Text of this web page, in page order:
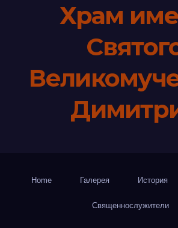
Храм
Home Галерея История
Священнослужители